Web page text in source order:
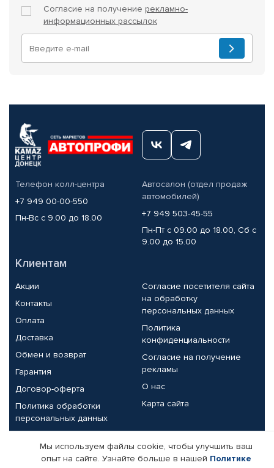
Согласие на получение рекламно-
информационных рассылок
Телефон колл-центра
+7 949 00-00-550
Пн-Вс с 9.00 до 18.00
Автосалон (отдел продаж
автомобилей)
+7 949 503-45-55
Пн-Пт с 09.00 до 18.00, Сб с
9.00 до 15.00
Клиентам
Акции
Контакты
Оплата
Доставка
Обмен и возврат
Гарантия
Договор-оферта
Политика обработки
персональных данных
Согласие посетителя сайта
на обработку
персональных данных
Политика
конфиденциальности
Согласие на получение
рекламы
О нас
Карта сайта
Партнерам
Мы используем файлы cookie, чтобы улучшить ваш
опыт на сайте. Узнайте больше в нашей Политике